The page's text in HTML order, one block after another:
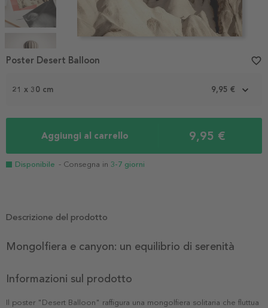
1
21 x 30 cm 9,95 €
Aggiungi al carrello 9,95 €
Disponibile - Consegna in 3-7 giorni
Poster Desert Balloon favorite_border
Descrizione del prodotto
Mongolfiera e canyon: un equilibrio di serenità
Informazioni sul prodotto
Il poster "Desert Balloon" raffigura una mongolfiera solitaria che fluttua